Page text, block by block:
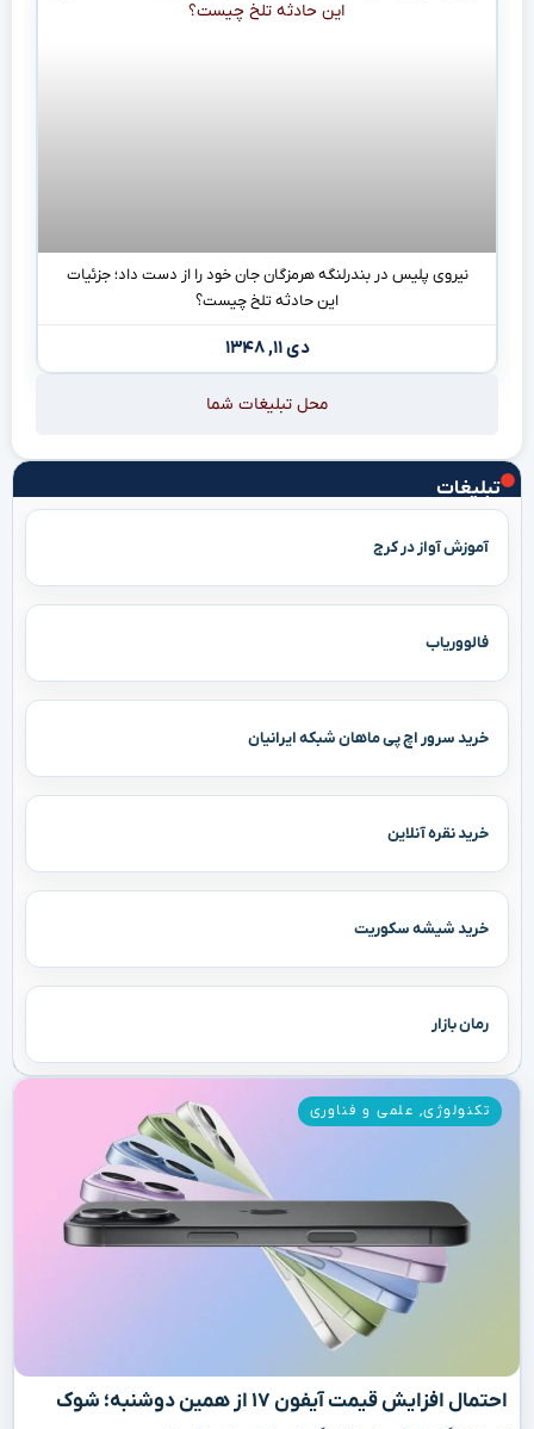
تبلیغات
آموزش آواز در کرج
فالووریاب
خرید سرور اچ پی ماهان شبکه ایرانیان
خرید نقره آنلاین
خرید شیشه سکوریت
رمان بازار
احتمال افزایش قیمت آیفون ۱۷ از همین دوشنبه؛ شوک
تکنولوژی, علمی و فناوری
نیروی پلیس در بندرلنگه هرمزگان جان خود را از دست داد؛ جزئیات
این حادثه تلخ چیست؟
دی ۱۱, ۱۳۴۸
محل تبلیغات شما